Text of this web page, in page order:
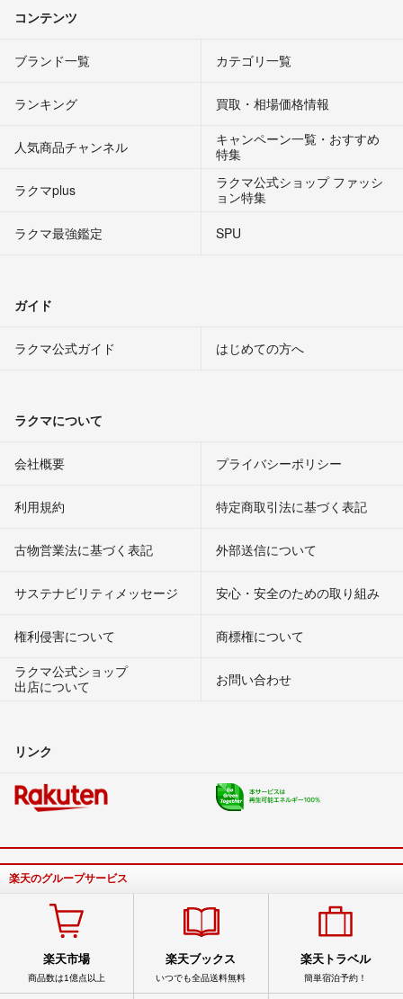
コンテンツ
ブランド一覧 カテゴリ一覧
ランキング 買取・相場価格情報
人気商品チャンネル
キャンペーン一覧・おすすめ
特集
ラクマplus
ラクマ公式ショップ ファッシ
ョン特集
ラクマ最強鑑定
SPU
ガイド
ラクマ公式ガイド はじめての方へ
ラクマについて
会社概要 プライバシーポリシー
利用規約 特定商取引法に基づく表記
古物営業法に基づく表記 外部送信について
サステナビリティメッセージ 安心・安全のための取り組み
権利侵害について
商標権について
ラクマ公式ショップ
出店について
お問い合わせ
リンク
楽天のグループサービス
楽天市場
商品数は1億点以上
楽天ブックス
いつでも全品送料無料
楽天トラベル
簡単宿泊予約！